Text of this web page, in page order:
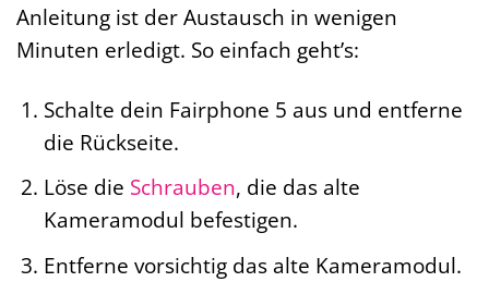
Anleitung ist der Austausch in wenigen
Minuten erledigt. So einfach geht’s:
Schalte dein Fairphone 5 aus und entferne
die Rückseite.
Löse die Schrauben, die das alte
Kameramodul befestigen.
Entferne vorsichtig das alte Kameramodul.